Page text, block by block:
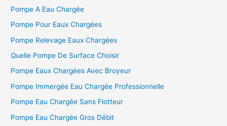
Pompe A Eau Chargée
Pompe Pour Eaux Chargées
Pompe Relevage Eaux Chargées
Quelle Pompe De Surface Choisir
Pompe Eaux Chargées Avec Broyeur
Pompe Immergée Eau Chargée Professionnelle
Pompe Eau Chargée Sans Flotteur
Pompe Eau Chargée Gros Débit